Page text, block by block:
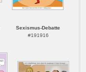
Sexismus-Debatte
#191916